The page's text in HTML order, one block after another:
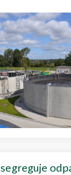
segreguje